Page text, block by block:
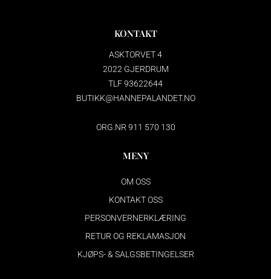
KONTAKT
ASKTORVET 4
2022 GJERDRUM
TLF 93622644
BUTIKK@HANNEPALANDET.NO
ORG.NR 911 570 130
MENY
OM OSS
KONTAKT OSS
PERSONVERNERKLÆRING
RETUR OG REKLAMASJON
KJØPS- & SALGSBETINGELSER